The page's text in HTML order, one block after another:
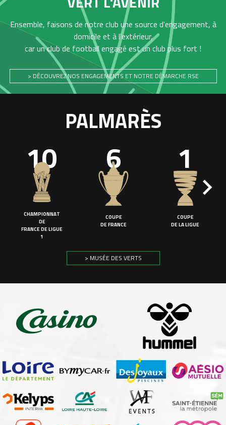
Ensemble, faisons de notre club une source d'engagement, à
domicile et à l'extérieur,
car un club de football engagé est un club plus fort !
> DÉCOUVREZ NOS ENGAGEMENTS ET NOTRE DÉMARCHE RSE
PALMARÈS
10
CHAMPIONNAT
DE
FRANCE DE LIGUE
1
6
COUPE
DE FRANCE
1
COUPE
DE LA LIGUE
> MUSÉE DES VERTS